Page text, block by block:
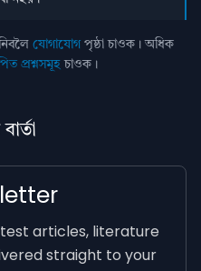
যোগাযোগ পৃষ্ঠা চাওক। অধিক
প্ৰশ্নসমূহচাওক।
articles, literature
straight to your